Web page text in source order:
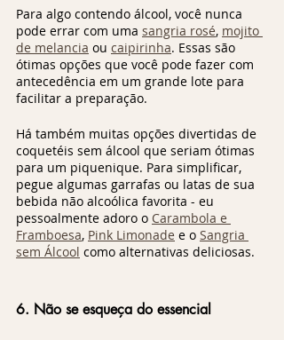
Para algo contendo álcool, você nunca
pode errar com uma sangria rosé, mojito
de melancia ou caipirinha. Essas são
ótimas opções que você pode fazer com
antecedência em um grande lote para
facilitar a preparação.
Há também muitas opções divertidas de
coquetéis sem álcool que seriam ótimas
para um piquenique. Para simplificar,
pegue algumas garrafas ou latas de sua
bebida não alcoólica favorita - eu
pessoalmente adoro o Carambola e
Framboesa, Pink Limonade e o Sangria
sem Álcool como alternativas deliciosas.
6. Não se esqueça do essencial